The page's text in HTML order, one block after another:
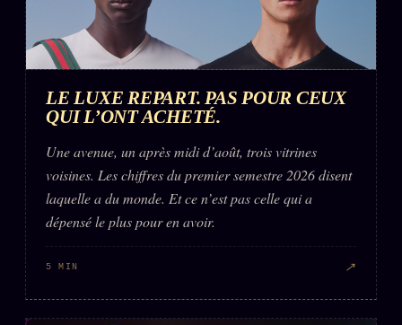
LE LUXE REPART. PAS POUR CEUX
QUI L’ONT ACHETÉ.
Une avenue, un après midi d’août, trois vitrines
voisines. Les chiffres du premier semestre 2026 disent
laquelle a du monde. Et ce n’est pas celle qui a
dépensé le plus pour en avoir.
5 MIN ↗